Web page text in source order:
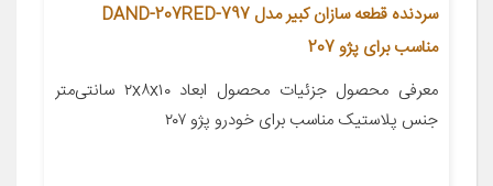
سردنده قطعه سازان کبیر مدل DAND-207RED-797
مناسب برای پژو 207
معرفی محصول جزئیات محصول ابعاد ۲x۸x۱۰ سانتی‌متر
جنس پلاستیک مناسب برای خودرو پژو ۲۰۷